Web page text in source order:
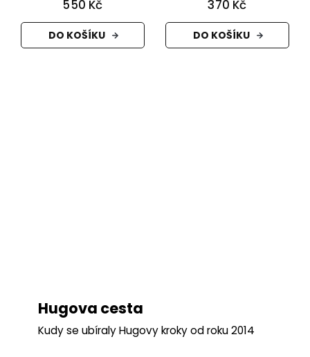
550 Kč
DO KOŠÍKU
370 Kč
DO KOŠÍKU
Hugova cesta
Kudy se ubíraly Hugovy kroky od roku 2014